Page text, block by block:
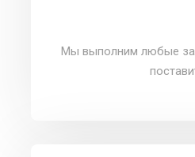
Мы выполним любые